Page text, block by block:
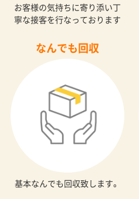
お客様の気持ちに寄り添い丁
寧な接客を行なっております
なんでも回収
基本なんでも回収致します。